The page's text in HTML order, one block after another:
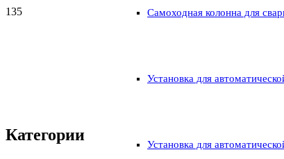
Самоходная колонна для
Установка для
Установка для
Категории